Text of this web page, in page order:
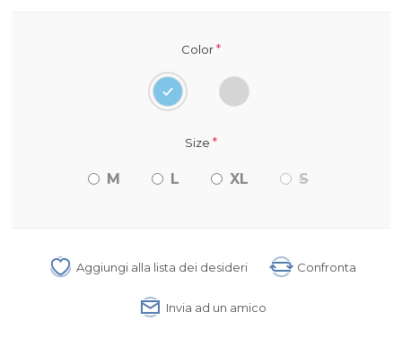
Color*
Size *
M L XL S
Aggiungi alla lista dei desideri Confronta
Invia ad un amico